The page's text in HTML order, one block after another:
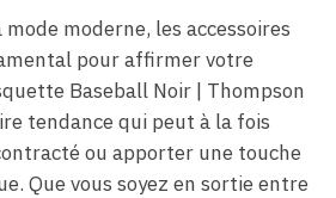
moderne, les accessoires
pour affirmer votre
Baseball Noir | Thompson
tendance qui peut à la fois
ou apporter une touche
Que vous soyez en sortie entre